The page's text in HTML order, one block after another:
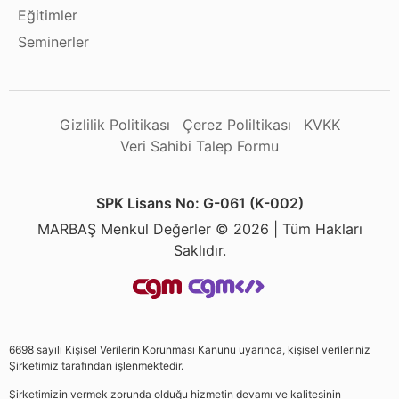
Eğitimler
Seminerler
Gizlilik Politikası Çerez Poliltikası
KVKK
Veri Sahibi Talep Formu
SPK Lisans No: G-061 (K-002)
MARBAŞ Menkul Değerler © 2026 | Tüm Hakları
Saklıdır.
6698 sayılı Kişisel Verilerin Korunması Kanunu uyarınca, kişisel verileriniz
Şirketimiz tarafından işlenmektedir.
Şirketimizin vermek zorunda olduğu hizmetin devamı ve kalitesinin